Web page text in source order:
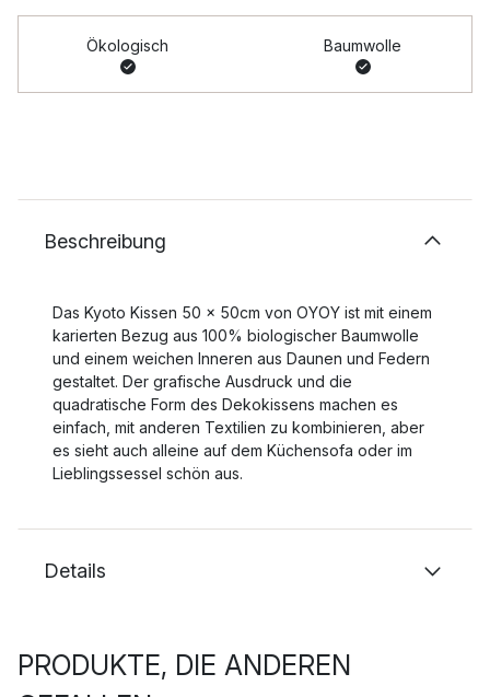
Ökologisch Baumwolle
Beschreibung
Das Kyoto Kissen 50 x 50cm von OYOY ist mit einem
karierten Bezug aus 100% biologischer Baumwolle
und einem weichen Inneren aus Daunen und Federn
gestaltet. Der grafische Ausdruck und die
quadratische Form des Dekokissens machen es
einfach, mit anderen Textilien zu kombinieren, aber
es sieht auch alleine auf dem Küchensofa oder im
Lieblingssessel schön aus.
Details
PRODUKTE, DIE ANDEREN